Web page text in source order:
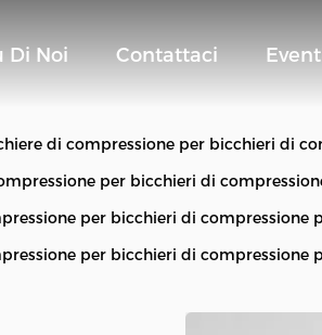
Di Noi Contattaci
di compressione per bicchieri di
per bicchieri di
per bicchieri di compressione
per bicchieri di